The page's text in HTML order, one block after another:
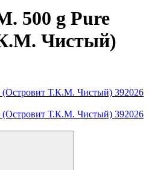
500 g Pure
Чистый)